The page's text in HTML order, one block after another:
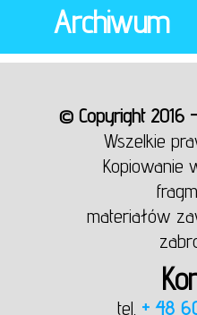
Archiwum
© Copyright 2016
Wszelkie
Kopiowanie
materiałów
tel. + 48